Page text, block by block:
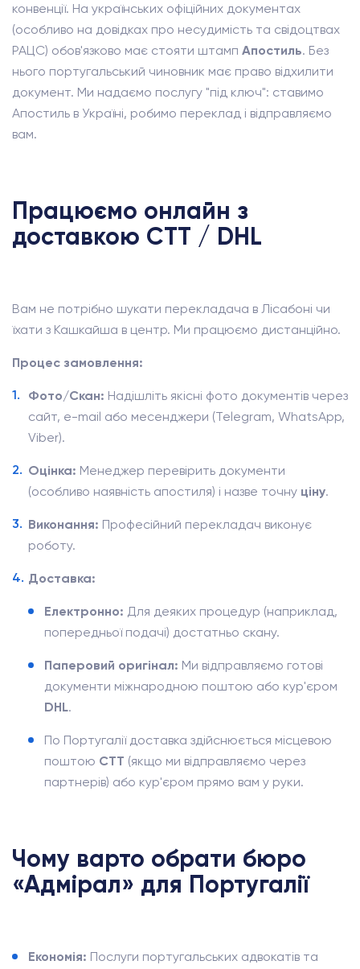
конвенції. На українських офіційних документах
(особливо на довідках про несудимість та свідоцтвах
РАЦС) обов'язково має стояти штамп Апостиль. Без
нього португальський чиновник має право відхилити
документ. Ми надаємо послугу "під ключ": ставимо
Апостиль в Україні, робимо переклад і відправляємо
вам.
Працюємо онлайн з
доставкою CTT / DHL
Вам не потрібно шукати перекладача в Лісабоні чи
їхати з Кашкайша в центр. Ми працюємо дистанційно.
Процес замовлення:
Фото/Скан: Надішліть якісні фото документів через
сайт, e-mail або месенджери (Telegram, WhatsApp,
Viber).
Оцінка: Менеджер перевірить документи
(особливо наявність апостиля) і назве точну ціну.
Виконання: Професійний перекладач виконує
роботу.
Доставка:
Електронно: Для деяких процедур (наприклад,
попередньої подачі) достатньо скану.
Паперовий оригінал: Ми відправляємо готові
документи міжнародною поштою або кур'єром
DHL.
По Португалії доставка здійснюється місцевою
поштою CTT (якщо ми відправляємо через
партнерів) або кур'єром прямо вам у руки.
Чому варто обрати бюро
«Адмірал» для Португалії
Економія: Послуги португальських адвокатів та